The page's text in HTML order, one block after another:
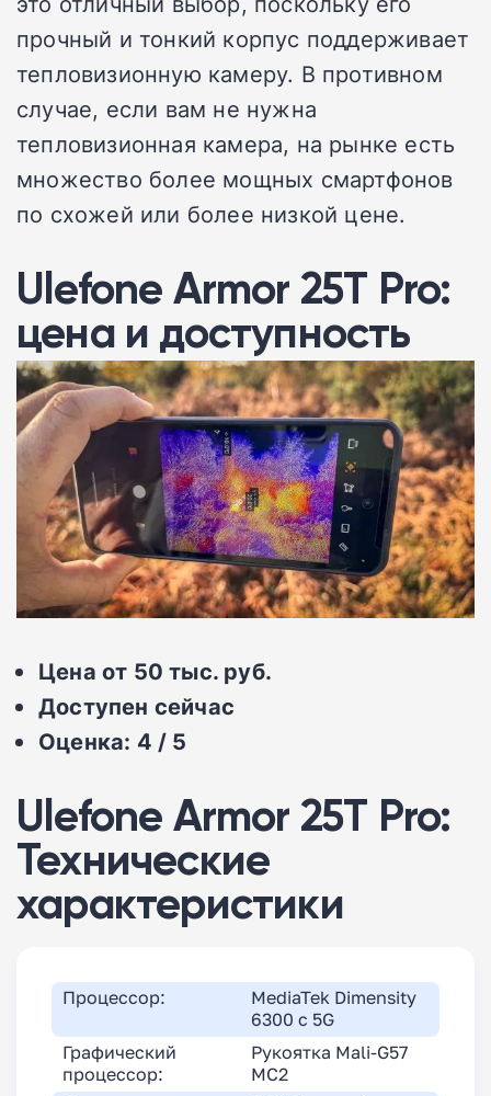
прочный и тонкий корпус поддерживает
тепловизионную камеру. В противном
случае, если вам не нужна
тепловизионная камера, на рынке есть
множество более мощных смартфонов
по схожей или более низкой цене.
Ulefone Armor 25T Pro:
цена и доступность
Цена от 50 тыс. руб.
Доступен сейчас
Оценка: 4 / 5
Ulefone Armor 25T Pro:
Технические
характеристики
Процессор:
MediaTek Dimensity
6300 с 5G
Графический
процессор:
Рукоятка Mali-G57
MC2